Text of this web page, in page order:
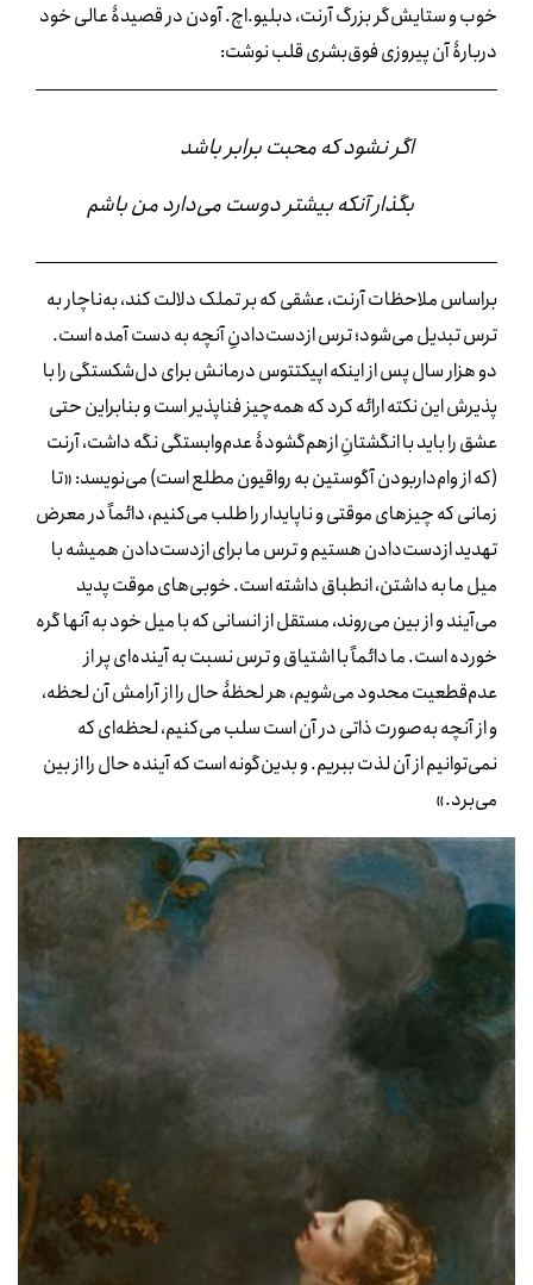
خوب و ستایش‌گر بزرگ آرنت، دبلیو.اچ. آودن در قصیدۀ عالی خود
دربارۀ آن پیروزی فوق‌بشری قلب نوشت:
اگر نشود که محبت برابر باشد
بگذار آنکه بیشتر دوست می‌دارد من باشم
براساس ملاحظات آرنت، عشقی که بر تملک دلالت کند، به‌ناچار به
ترس تبدیل می‌شود؛ ترس ازدست‌دادنِ آنچه به دست آمده است.
دو هزار سال پس از اینکه اپیکتتوس درمانش برای دل‌شکستگی را با
پذیرش این نکته ارائه کرد که همه‌چیز فناپذیر است و بنابراین حتی
عشق را باید با انگشتانِ ازهم‌گشودۀ عدم‌وابستگی نگه داشت، آرنت
(که از وام‌داربودن آگوستین به رواقیون مطلع است) می‌نویسد: «تا
زمانی که چیزهای موقتی و ناپایدار را طلب می‌کنیم، دائماً در معرض
تهدید ازدست‌دادن هستیم و ترس ما برای ازدست‌دادن همیشه با
میل ما به داشتن، انطباق داشته است. خوبی‌های موقت پدید
می‌آیند و از بین می‌روند، مستقل از انسانی که با میل خود به آنها گره
خورده است. ما دائماً با اشتیاق و ترس نسبت به آینده‌ای پر از
عدم‌قطعیت محدود می‌شویم، هر لحظۀ حال را از آرامش آن لحظه،
و از آنچه به‌صورت ذاتی در آن است سلب می‌کنیم، لحظه‌ای که
نمی‌توانیم از آن لذت ببریم. و بدین‌گونه است که آینده حال را از بین
می‌برد.»